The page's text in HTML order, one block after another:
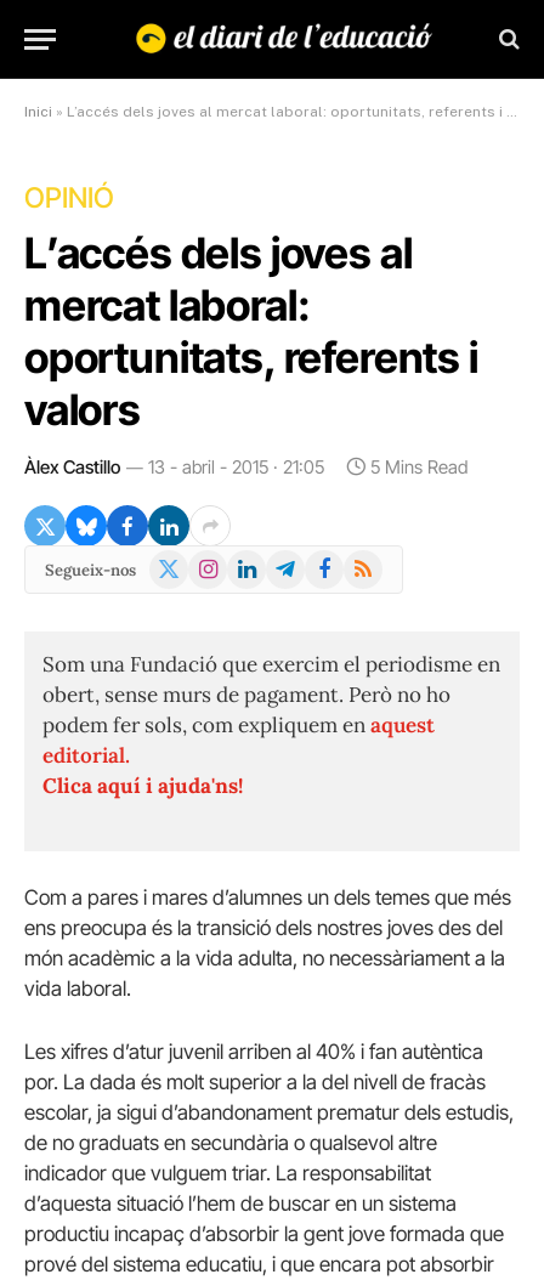
Inici » L’accés dels joves al mercat laboral: oportunitats, referents i valors
OPINIÓ
L’accés dels joves al
mercat laboral:
oportunitats, referents i
valors
Àlex Castillo 13 - abril - 2015 · 21:05 5 Mins Read
Segueix-nos
X
Instagram
LinkedInTelegramFacebook
RSS
Som una Fundació que exercim el periodisme en
obert, sense murs de pagament. Però no ho
podem fer sols, com expliquem enaquest
editorial.
Clica aquí i ajuda'ns!
Com a pares i mares d’alumnes un dels temes que més
ens preocupa és la transició dels nostres joves des del
món acadèmic a la vida adulta, no necessàriament a la
vida laboral.
Les xifres d’atur juvenil arriben al 40% i fan autèntica
por. La dada és molt superior a la del nivell de fracàs
escolar, ja sigui d’abandonament prematur dels estudis,
de no graduats en secundària o qualsevol altre
indicador que vulguem triar. La responsabilitat
d’aquesta situació l’hem de buscar en un sistema
productiu incapaç d’absorbir la gent jove formada que
prové del sistema educatiu, i que encara pot absorbir